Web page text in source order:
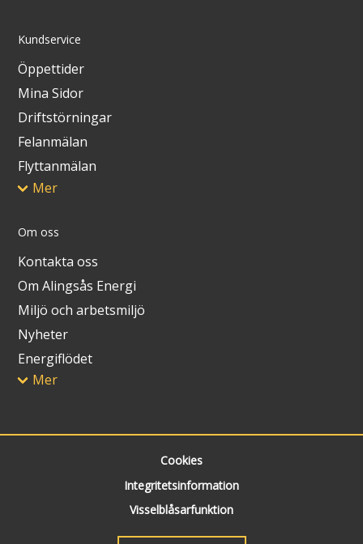
Kundservice
Öppettider
Mina Sidor
Driftstörningar
Felanmälan
Flyttanmälan
Mer
Om oss
Kontakta oss
Om Alingsås Energi
Miljö och arbetsmiljö
Nyheter
Energiflödet
Mer
Cookies
Integritetsinformation
Visselblåsarfunktion